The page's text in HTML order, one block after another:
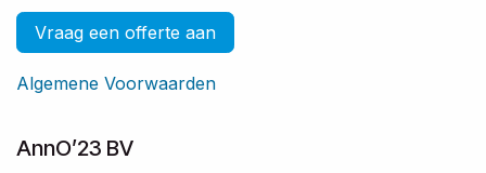
Vraag een offerte aan
Algemene Voorwaarden
AnnO’23 BV